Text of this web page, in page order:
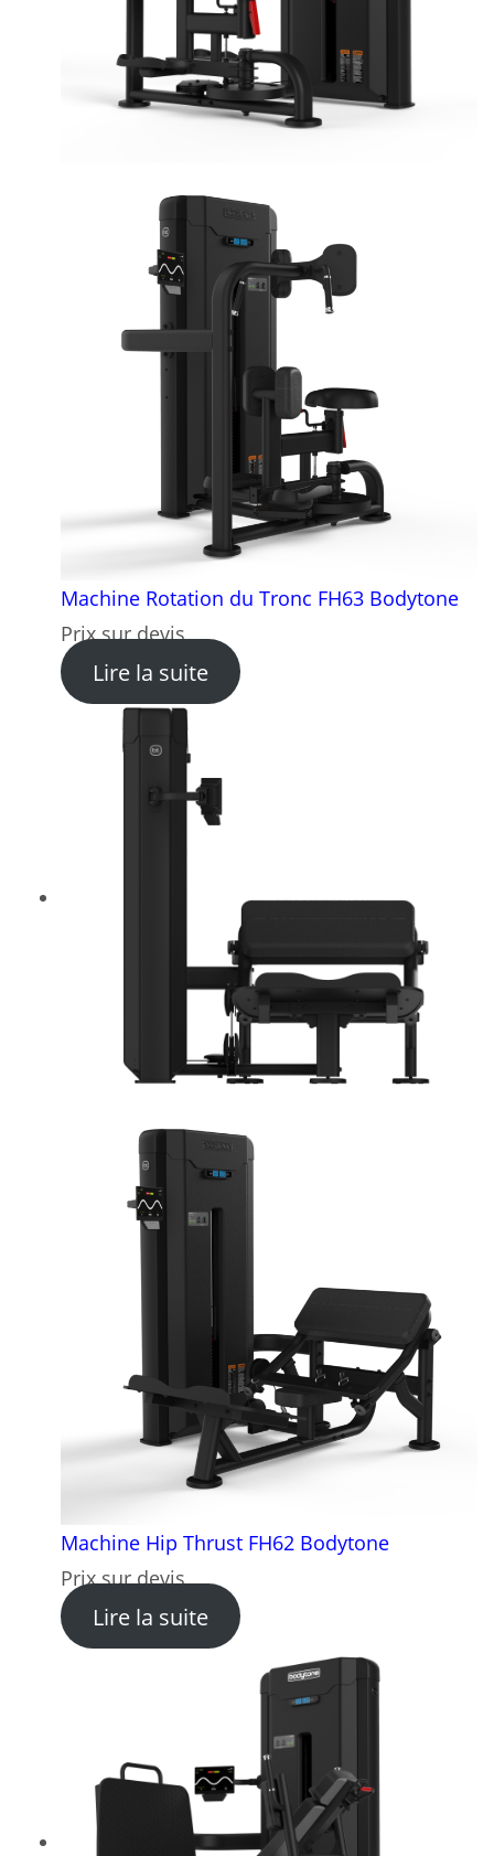
Machine Rotation du Tronc FH63 Bodytone
Prix sur devis
Lire la suite: Machine Rotation du
Machine Hip Thrust FH62 Bodytone
Prix sur devis
Lire la suite: Machine Hip Thrust FH62